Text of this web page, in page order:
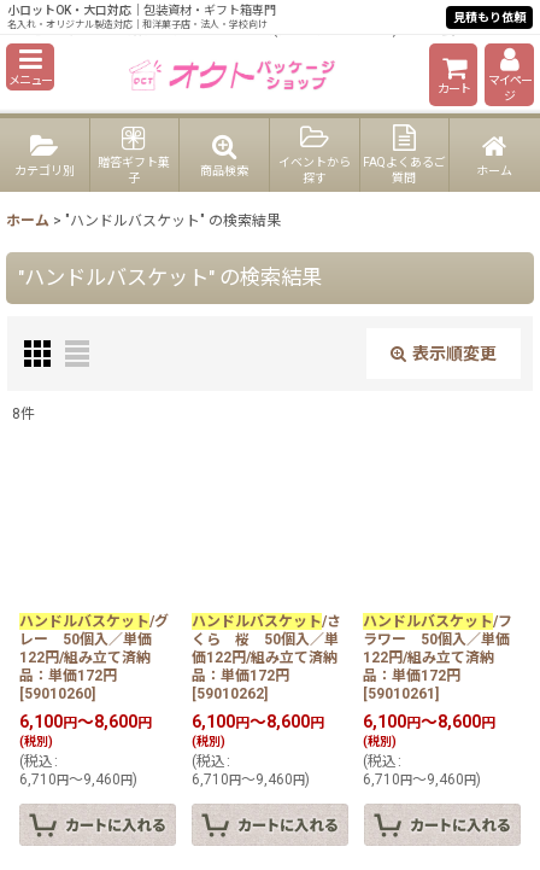
小ロットOK・大口対応 ｜包装資材・ギフト箱専門
名入れ・オリジナル製造対応｜和洋菓子店・法人・学校向け
見積もり依頼
【箱・パッケージ】ケーキ・和菓子・洋菓子、業務用包装資材のショップ
【卸販売】和洋贈答菓子・ギフト商品(個包装あり・なし)｜株式会社オクト
メニュー
カート
マイペー
ジ
カテゴリ別
贈答ギフト菓
子
商品検索
イベントから
探す
FAQよくあるご
質問
ホーム
ホーム > "ハンドルバスケット" の検索結果
"ハンドルバスケット" の検索結果
表示順変更
並び順:
カテゴリ :
8件
ハンドルバスケット/グ
レー 50個入／単価
122円/組み立て済納
品：単価172円
[59010260]
6,100円～8,600円
(税別)
(税込 :
6,710 円～9,460 円)
ハンドルバスケット/さ
くら 桜 50個入／単
価122円/組み立て済納
品：単価172円
[59010262]
6,100円～8,600円
(税別)
(税込 :
6,710 円～9,460 円)
ハンドルバスケット/フ
ラワー 50個入／単価
122円/組み立て済納
品：単価172円
[59010261]
6,100円～8,600円
(税別)
(税込 :
6,710円～9,460円)